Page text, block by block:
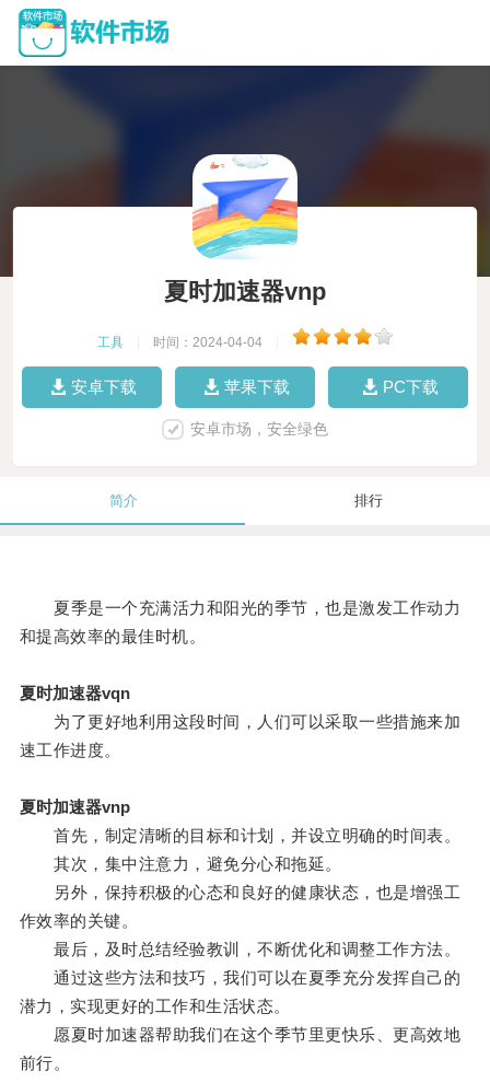
夏时加速器vnp
工具 时间：2024-04-04
安卓下载 苹果下载 PC下载
安卓市场，安全绿色
简介 排行
夏季是一个充满活力和阳光的季节，也是激发工作动力
和提高效率的最佳时机。
夏时加速器vqn
为了更好地利用这段时间，人们可以采取一些措施来加
速工作进度。
夏时加速器vnp
首先，制定清晰的目标和计划，并设立明确的时间表。
其次，集中注意力，避免分心和拖延。
另外，保持积极的心态和良好的健康状态，也是增强工
作效率的关键。
最后，及时总结经验教训，不断优化和调整工作方法。
通过这些方法和技巧，我们可以在夏季充分发挥自己的
潜力，实现更好的工作和生活状态。
愿夏时加速器帮助我们在这个季节里更快乐、更高效地
前行。